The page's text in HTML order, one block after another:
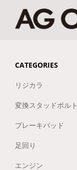
CATEGORIES
リジカラ
変換スタッドボルト
ブレーキパッド
足回り
エンジン